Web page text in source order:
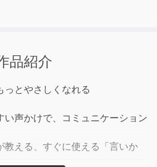
品紹介
とやさしくなれる
い声かけで、コミュニケーション
教える、すぐに使える「言いか